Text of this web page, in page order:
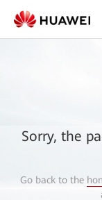
Sorry, the
Go back to the